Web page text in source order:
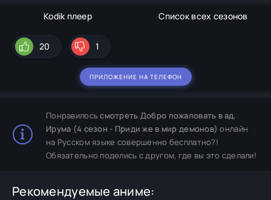
Kodik плеер Список всех сезонов
20 1
ПРИЛОЖЕНИЕ НА ТЕЛЕФОН
Понравилосьсмотреть Добро пожаловать в ад,
Ирума (4 сезон - Приди же в мир демонов) онлайн
на Русском языке совершенно бесплатно?!
Обязательно поделись с другом, где вы это сделали!
Рекомендуемые аниме: